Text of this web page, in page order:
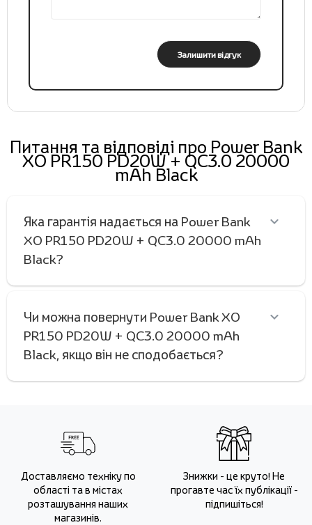
Залишити відгук
Питання та відповіді про Power Bank
XO PR150 PD20W + QC3.0 20000
mAh Black
Яка гарантія надається на Power Bank
XO PR150 PD20W + QC3.0 20000 mAh
Black?
Чи можна повернути Power Bank XO
PR150 PD20W + QC3.0 20000 mAh
Black, якщо він не сподобається?
Доставляємо техніку по
області та в містах
розташування наших
магазинів.
Знижки - це круто! Не
прогавте час їх публікації -
підпишіться!